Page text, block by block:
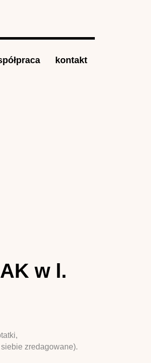
kontakt
w l.
zredagowane).